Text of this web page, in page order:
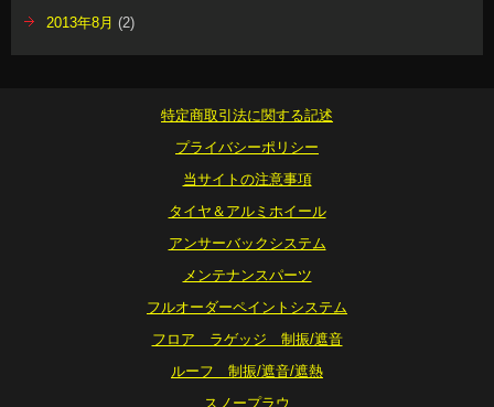
2013年8月 (2)
特定商取引法に関する記述
プライバシーポリシー
当サイトの注意事項
タイヤ＆アルミホイール
アンサーバックシステム
メンテナンスパーツ
フルオーダーペイントシステム
フロア ラゲッジ 制振/遮音
ルーフ 制振/遮音/遮熱
スノープラウ